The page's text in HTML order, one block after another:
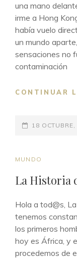
una mano
irme a Hong
había vuelo
un mundo
sensaciones no
contaminación
CONTINUAR
PUBLICADO
18
ENLACES
CATEGORÍAS
MUNDO
La Historia
Hola a tod@s,
tenemos
los primeros
hoy es África, y
procedemos de